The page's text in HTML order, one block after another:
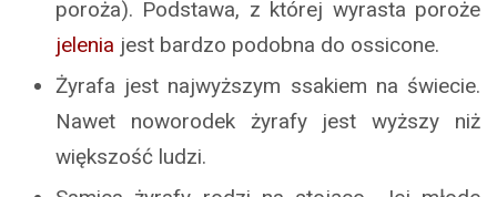
poroża). Podstawa, z której wyrasta poroże
jelenia jest bardzo podobna do ossicone.
Żyrafa jest najwyższym ssakiem na świecie.
Nawet noworodek żyrafy jest wyższy niż
większość ludzi.